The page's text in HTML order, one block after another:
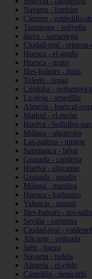
Navarra - lumbier
Cáceres - robledillo-
Tarragona - solivella
álava - samaniego
Ciudad-real -
Huesca - el-grado
Huesca - graus
Illes-balears - ibiza
Toledo - orgaz
Córdoba - peñarroya-
La-rioja - arnedillo
Almería - huércal-
Madrid - el-molar
Huelva - bollullos-
Málaga - algarrobo
Las-palmas - tuineje
Salamanca - béjar
Granada - capileira
Huelva - aljaraque
Granada - guadix
Málaga - manilva
Huesca - barbastro
Valencia - sagunt
Illes-balears - ses-
Sevilla - carmona
Ciudad-real -
Alicante - orihuela
Jaén - baeza
Navarra - tudela
Almería - el-ejido
Castellón - benicarló